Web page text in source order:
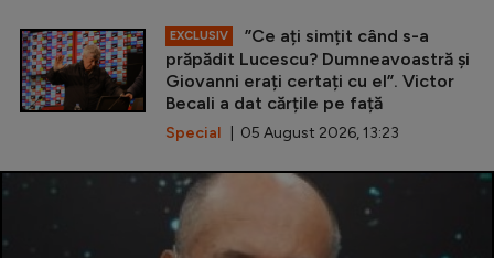
EXCLUSIV
”Ce ați simțit când s-a
prăpădit Lucescu? Dumneavoastră și
Giovanni erați certați cu el”. Victor
Becali a dat cărțile pe față
Special | 05 August 2026, 13:23